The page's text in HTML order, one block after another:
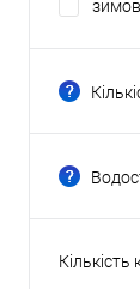
Показати
Кількість